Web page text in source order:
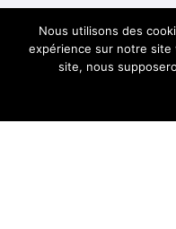
Conseils
Nous utilisons des
expérience sur notre site
site, nous